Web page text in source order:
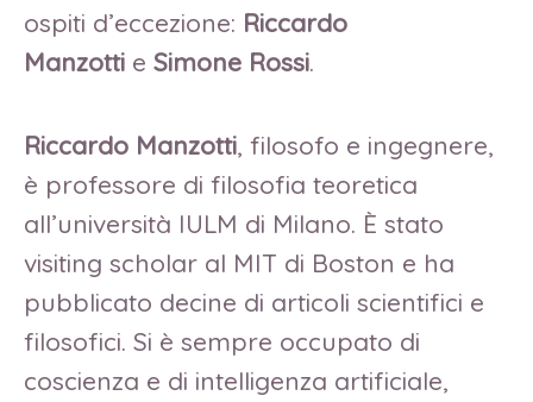
ospiti d’eccezione: Riccardo
Manzotti e Simone Rossi.
Riccardo Manzotti, filosofo e ingegnere,
è professore di filosofia teoretica
all’università IULM di Milano. È stato
visiting scholar al MIT di Boston e ha
pubblicato decine di articoli scientifici e
filosofici. Si è sempre occupato di
coscienza e di intelligenza artificiale,